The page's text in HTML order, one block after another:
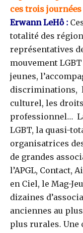
ces trois journées
Erwann LeHô :
totalité des
représentatives
mouvement
jeunes,
discriminations,
culturel, les
professionnel…
LGBT, la quasi-
organisatrices
de grandes
l’APGL, Contact,
en Ciel, le Mag-
dizaines
anciennes au
plus rurales. Une